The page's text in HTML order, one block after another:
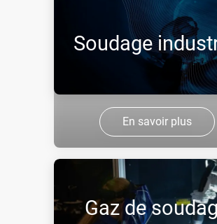
Soudage
En savoir plus
Gaz de